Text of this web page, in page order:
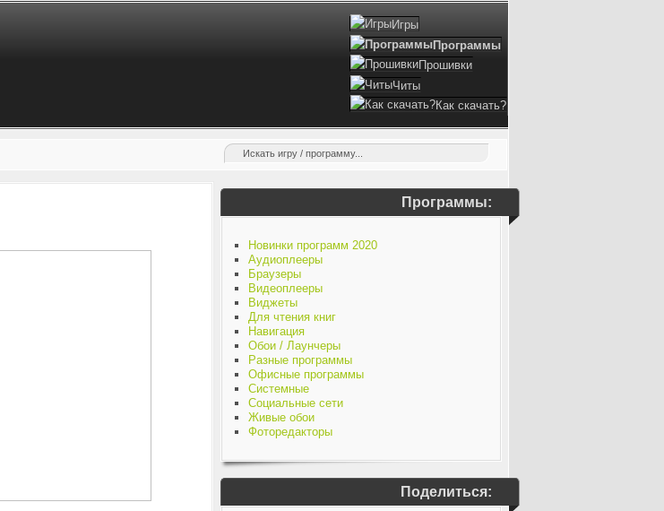
Игры
Программы
Прошивки
Читы
Как скачать?
Программы:
Новинки программ 2020
Аудиоплееры
Браузеры
Видеоплееры
Виджеты
Для чтения книг
Навигация
Обои / Лаунчеры
Разные программы
Офисные программы
Системные
Социальные сети
Живые обои
Фоторедакторы
Поделиться: